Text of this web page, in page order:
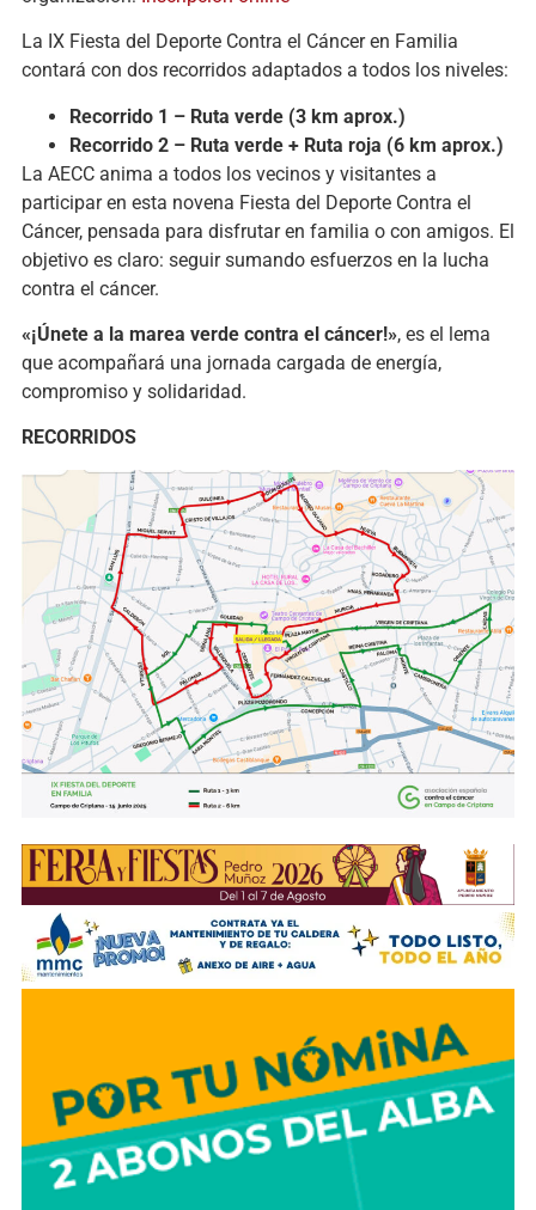
La IX Fiesta del Deporte Contra el Cáncer en Familia
contará con dos recorridos adaptados a todos los niveles:
Recorrido 1 – Ruta verde (3 km aprox.)
Recorrido 2 – Ruta verde + Ruta roja (6 km aprox.)
La AECC anima a todos los vecinos y visitantes a
participar en esta novena Fiesta del Deporte Contra el
Cáncer, pensada para disfrutar en familia o con amigos. El
objetivo es claro: seguir sumando esfuerzos en la lucha
contra el cáncer.
«¡Únete a la marea verde contra el cáncer!», es el lema
que acompañará una jornada cargada de energía,
compromiso y solidaridad.
RECORRIDOS